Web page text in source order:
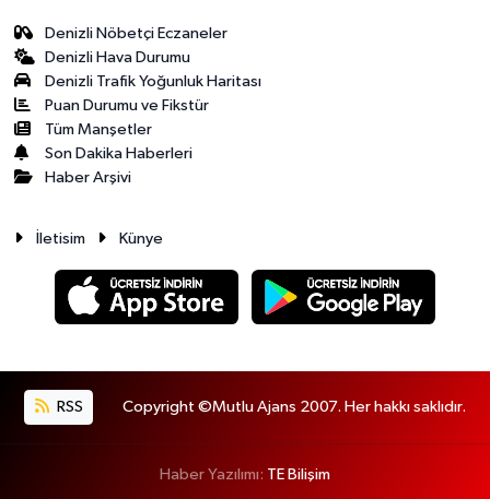
Denizli Nöbetçi Eczaneler
Denizli Hava Durumu
Denizli Trafik Yoğunluk Haritası
Puan Durumu ve Fikstür
Tüm Manşetler
Son Dakika Haberleri
Haber Arşivi
İletisim Künye
RSS Copyright ©Mutlu Ajans 2007. Her hakkı saklıdır.
Haber Yazılımı: TE Bilişim